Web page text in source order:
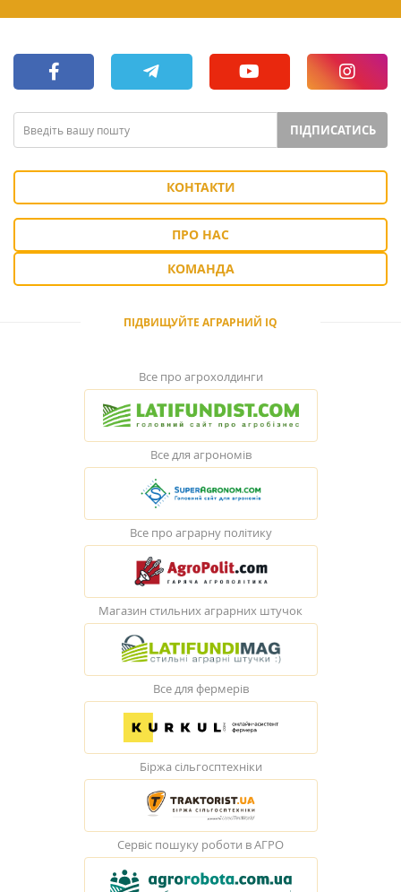
ПІДПИСАТИСЬ
КОНТАКТИ
ПРО НАС
КОМАНДА
ПІДВИЩУЙТЕ АГРАРНИЙ IQ
Все про агрохолдинги
Все для агрономів
Все про аграрну політику
Магазин стильних аграрних штучок
Все для фермерів
Біржа сільгосптехніки
Сервіс пошуку роботи в АГРО